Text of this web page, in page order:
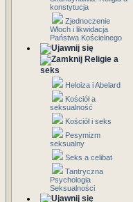
konstytucja
Zjednoczenie
Włoch i likwidacja
Państwa Kościelnego
Religie a
seks
Heloiza i Abelard
Kościół a
seksualność
Kościół i seks
Pesymizm
seksualny
Seks a celibat
Tantryczna
Psychologia
Seksualności